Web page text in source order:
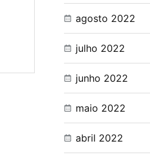
agosto 2022
julho 2022
junho 2022
maio 2022
abril 2022